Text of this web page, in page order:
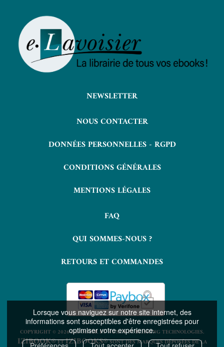
Lorsque vous naviguez sur notre site internet, des
informations sont susceptibles d'être enregistrées pour
optimiser votre expérience.
NEWSLETTER
NOUS CONTACTER
DONNÉES PERSONNELLES - RGPD
CONDITIONS GÉNÉRALES
MENTIONS LÉGALES
FAQ
QUI SOMMES-NOUS ?
RETOURS ET COMMANDES
COPYRIGHT © 2026 LAVOISIER ET NUXOS PUBLISHING TECHNOLOGIES.
IZIBOOK®ETIZIBOOKS®SONT DES MARQUES DÉPOSÉES DE LA